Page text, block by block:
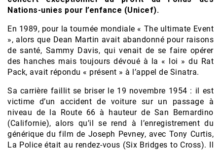
Nations-unies pour l’enfance (Unicef).
En 1989, pour la tournée mondiale « The ultimate Event
», alors que Dean Martin avait abandonné pour raisons
de santé, Sammy Davis, qui venait de se faire opérer
des hanches mais toujours dévoué à la « loi » du Rat
Pack, avait répondu « présent » à l’appel de Sinatra.
Sa carrière faillit se briser le 19 novembre 1954 : il est
victime d’un accident de voiture sur un passage à
niveau de la Route 66 à hauteur de San Bernardino
(Californie), alors qu’il se rend à l’enregistrement du
générique du film de Joseph Pevney, avec Tony Curtis,
La Police était au rendez-vous (Six Bridges to Cross). Il